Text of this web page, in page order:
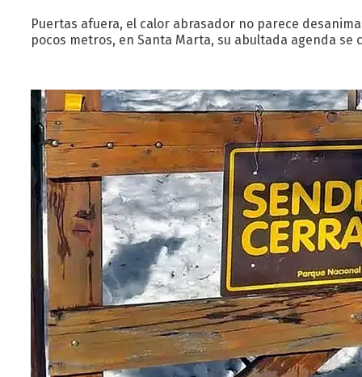
Puertas afuera, el calor abrasador no parece
pocos metros, en Santa Marta, su abultada agenda